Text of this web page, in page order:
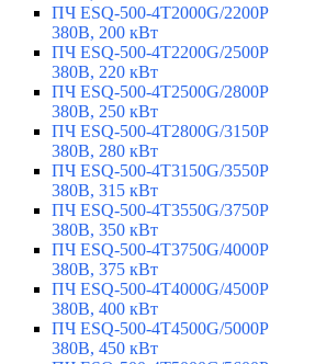
ПЧ ESQ-500-4T2000G/2200P
380В, 200 кВт
ПЧ ESQ-500-4T2200G/2500P
380В, 220 кВт
ПЧ ESQ-500-4T2500G/2800P
380В, 250 кВт
ПЧ ESQ-500-4T2800G/3150P
380В, 280 кВт
ПЧ ESQ-500-4T3150G/3550P
380В, 315 кВт
ПЧ ESQ-500-4T3550G/3750P
380В, 350 кВт
ПЧ ESQ-500-4T3750G/4000P
380В, 375 кВт
ПЧ ESQ-500-4T4000G/4500P
380В, 400 кВт
ПЧ ESQ-500-4T4500G/5000P
380В, 450 кВт